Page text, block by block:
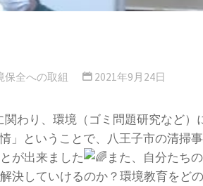
保全への取組 2021年9月24日
わり、環境（ゴミ問題研究など
」ということで、八王子市の清掃
が出来ました
また、自分たち
決していけるのか？環境教育を